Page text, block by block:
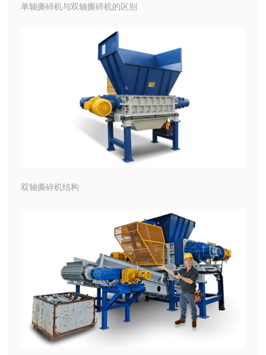
单轴撕碎机与双轴撕碎机的区别
双轴撕碎机结构